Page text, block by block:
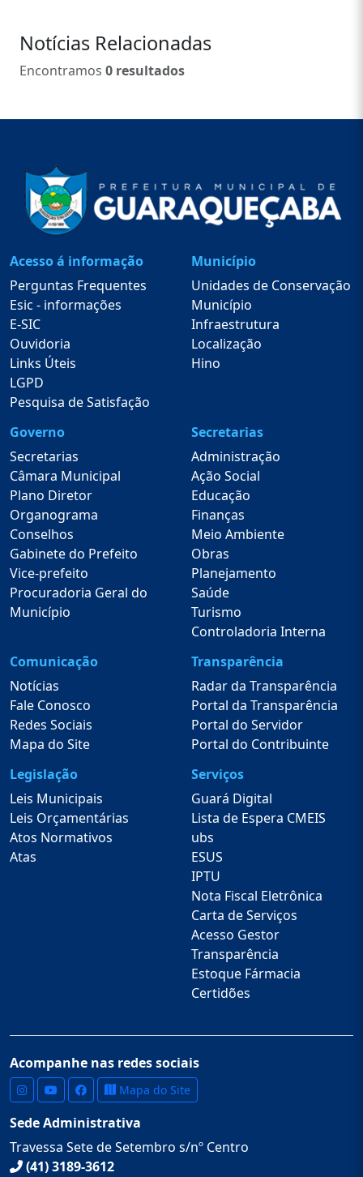
Notícias Relacionadas
Encontramos 0 resultados
Acesso á informação
Perguntas Frequentes
Esic - informações
E-SIC
Ouvidoria
Links Úteis
LGPD
Pesquisa de Satisfação
Município
Unidades de Conservação
Município
Infraestrutura
Localização
Hino
Governo
Secretarias
Câmara Municipal
Plano Diretor
Organograma
Conselhos
Gabinete do Prefeito
Vice-prefeito
Procuradoria Geral do
Município
Secretarias
Administração
Ação Social
Educação
Finanças
Meio Ambiente
Obras
Planejamento
Saúde
Turismo
Controladoria Interna
Comunicação
Notícias
Fale Conosco
Redes Sociais
Mapa do Site
Transparência
Radar da Transparência
Portal da Transparência
Portal do Servidor
Portal do Contribuinte
Legislação
Leis Municipais
Leis Orçamentárias
Atos Normativos
Atas
Serviços
Guará Digital
Lista de Espera CMEIS
ubs
ESUS
IPTU
Nota Fiscal Eletrônica
Carta de Serviços
Acesso Gestor
Transparência
Estoque Fármacia
Certidões
Acompanhe nas redes sociais
Mapa do Site
Sede Administrativa
Travessa Sete de Setembro s/nº Centro
(41) 3189-3612